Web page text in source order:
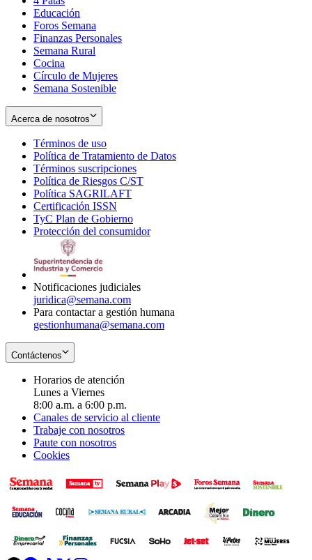
window
new
window
Educación
Foros Semana
Finanzas Personales
Semana Rural
Cocina
Círculo de Mujeres
Semana Sostenible
Acerca de nosotros
Términos de uso
in
new
window
Política de Tratamiento de Datos
Términos suscripciones
in
Política de Riesgos C/ST
Política SAGRILAFT
new
window
Certificación ISSN
in
new
TyC Plan de Gobierno
in
Protección del consumidorOpens
Notificaciones judiciales
juridica@semana.com
Para contactar a gestión humana
gestionhumana@semana.com
Contáctenos
Horarios de atención
Lunes a Viernes
8:00 a.m. a 6:00 p.m.
Canales de servicio al cliente
Trabaje con nosotros
Paute con nosotros
Cookies